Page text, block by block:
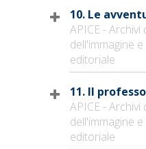
10. Le
APICE -
dell'immagine
editoriale
11. Il
APICE -
dell'immagine
editoriale